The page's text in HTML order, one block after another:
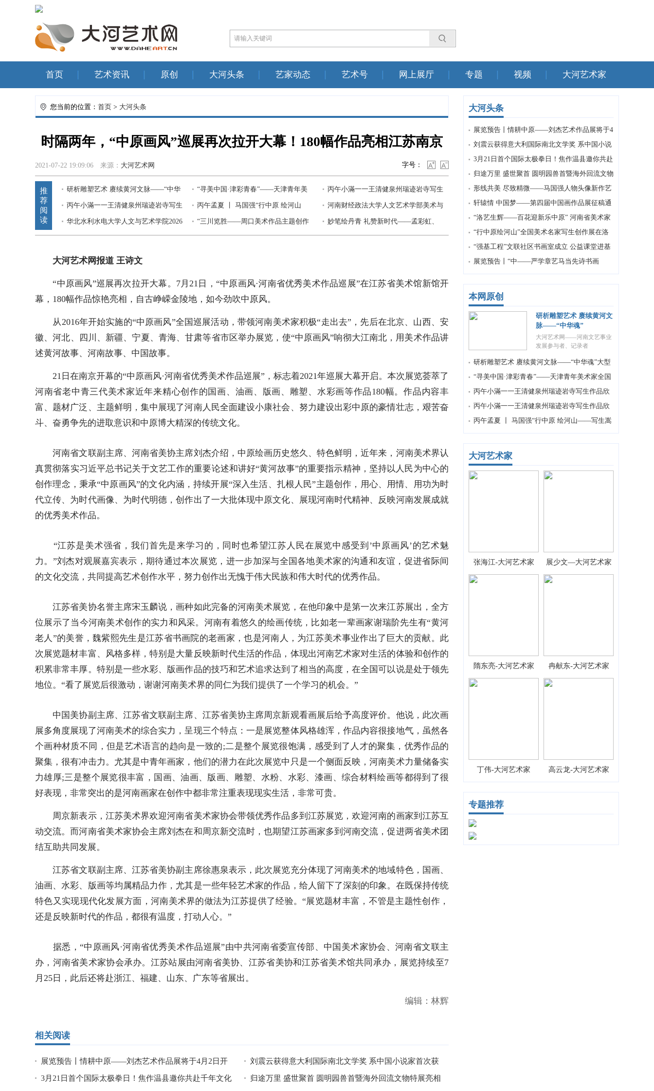
首页 艺术资讯 原创 大河头条 艺家动态 艺术号 网上展厅 专题 视频 大河艺术家
您当前的位置： 首页 > 大河头条
时隔两年，“中原画风”巡展再次拉开大幕！180幅作品亮相江苏南京
2021-07-22 19:09:06 来源： 大河艺术网 字号：
推
荐
阅
读
研析雕塑艺术 赓续黄河文脉——“中华
魂”大型主题群雕学术研讨
“寻美中国·津彩青春”——天津青年美
术家全国巡展（郑州站）在河南
丙午小滿一一王清健泉州瑞迹岩寺写生
作品欣赏
丙午小滿一一王清健泉州瑞迹岩寺写生
作品欣赏
丙午孟夏 丨 马国强“行中原 绘河山
——写生嵩山”速写作品欣赏
河南财经政法大学人文艺术学部美术与
设计学院2026届毕业作品精品
华北水利水电大学人文与艺术学院2026
届毕业设计作品展在郑州举办
“三川览胜——周口美术作品主题创作
展”在河南省文联美术馆举办
妙笔绘丹青 礼赞新时代——孟彩虹、
吴晶中国画大写意山水作品展
大河艺术网报道 王诗文
“中原画风”巡展再次拉开大幕。7月21日，“中原画风·河南省优秀美术作品巡展”在江苏省美术馆新馆开
幕，180幅作品惊艳亮相，自古峥嵘金陵地，如今劲吹中原风。
从2016年开始实施的“中原画风”全国巡展活动，带领河南美术家积极“走出去”，先后在北京、山西、安
徽、河北、四川、新疆、宁夏、青海、甘肃等省市区举办展览，使“中原画风”响彻大江南北，用美术作品讲
述黄河故事、河南故事、中国故事。
21日在南京开幕的“中原画风·河南省优秀美术作品巡展”，标志着2021年巡展大幕开启。本次展览荟萃了
河南省老中青三代美术家近年来精心创作的国画、油画、版画、雕塑、水彩画等作品180幅。作品内容丰
富、题材广泛、主题鲜明，集中展现了河南人民全面建设小康社会、努力建设出彩中原的豪情壮志，艰苦奋
斗、奋勇争先的进取意识和中原博大精深的传统文化。
河南省文联副主席、河南省美协主席刘杰介绍，中原绘画历史悠久、特色鲜明，近年来，河南美术界认
真贯彻落实习近平总书记关于文艺工作的重要论述和讲好“黄河故事”的重要指示精神，坚持以人民为中心的
创作理念，秉承“中原画风”的文化内涵，持续开展“深入生活、扎根人民”主题创作，用心、用情、用功为时
代立传、为时代画像、为时代明德，创作出了一大批体现中原文化、展现河南时代精神、反映河南发展成就
的优秀美术作品。
“江苏是美术强省，我们首先是来学习的，同时也希望江苏人民在展览中感受到’中原画风’的艺术魅
力。”刘杰对观展嘉宾表示，期待通过本次展览，进一步加深与全国各地美术家的沟通和友谊，促进省际间
的文化交流，共同提高艺术创作水平，努力创作出无愧于伟大民族和伟大时代的优秀作品。
江苏省美协名誉主席宋玉麟说，画种如此完备的河南美术展览，在他印象中是第一次来江苏展出，全方
位展示了当今河南美术创作的实力和风采。河南有着悠久的绘画传统，比如老一辈画家谢瑞阶先生有“黄河
老人”的美誉，魏紫熙先生是江苏省书画院的老画家，也是河南人，为江苏美术事业作出了巨大的贡献。此
次展览题材丰富、风格多样，特别是大量反映新时代生活的作品，体现出河南艺术家对生活的体验和创作的
积累非常丰厚。特别是一些水彩、版画作品的技巧和艺术追求达到了相当的高度，在全国可以说是处于领先
地位。“看了展览后很激动，谢谢河南美术界的同仁为我们提供了一个学习的机会。”
中国美协副主席、江苏省文联副主席、江苏省美协主席周京新观看画展后给予高度评价。他说，此次画
展多角度展现了河南美术的综合实力，呈现三个特点：一是展览整体风格雄浑，作品内容很接地气，虽然各
个画种材质不同，但是艺术语言的趋向是一致的;二是整个展览很饱满，感受到了人才的聚集，优秀作品的
聚集，很有冲击力。尤其是中青年画家，他们的潜力在此次展览中只是一个侧面反映，河南美术力量储备实
力雄厚;三是整个展览很丰富，国画、油画、版画、雕塑、水粉、水彩、漆画、综合材料绘画等都得到了很
好表现，非常突出的是河南画家在创作中都非常注重表现现实生活，非常可贵。
周京新表示，江苏美术界欢迎河南省美术家协会带领优秀作品多到江苏展览，欢迎河南的画家到江苏互
动交流。而河南省美术家协会主席刘杰在和周京新交流时，也期望江苏画家多到河南交流，促进两省美术团
结互助共同发展。
江苏省文联副主席、江苏省美协副主席徐惠泉表示，此次展览充分体现了河南美术的地域特色，国画、
油画、水彩、版画等均属精品力作，尤其是一些年轻艺术家的作品，给人留下了深刻的印象。在既保持传统
特色又实现现代化发展方面，河南美术界的做法为江苏提供了经验。“展览题材丰富，不管是主题性创作，
还是反映新时代的作品，都很有温度，打动人心。”
据悉，“中原画风·河南省优秀美术作品巡展”由中共河南省委宣传部、中国美术家协会、河南省文联主
办，河南省美术家协会承办。江苏站展由河南省美协、江苏省美协和江苏省美术馆共同承办，展览持续至7
月25日，此后还将赴浙江、福建、山东、广东等省展出。
编辑：林辉
相关阅读
展览预告丨情耕中原——刘杰艺术作品展将于4月2日开
幕
刘震云获得意大利国际南北文学奖 系中国小说家首次获
该奖
3月21日首个国际太极拳日！焦作温县邀你共赴千年文化 归途万里 盛世聚首 圆明园兽首暨海外回流文物特展亮相
大河头条
展览预告丨情耕中原——刘杰艺术作品展将于4
月2日开幕
刘震云获得意大利国际南北文学奖 系中国小说
家首次获该奖
3月21日首个国际太极拳日！焦作温县邀你共赴
千年文化之约
归途万里 盛世聚首 圆明园兽首暨海外回流文物
特展亮相洛阳
形线共美 尽致精微——马国强人物头像新作艺
术特色赏析
轩辕情 中国梦——第四届中国画作品展征稿通
知“洛艺生辉——百花迎新乐中原” 河南省美术家
协会走进洛阳美术
“行中原绘河山”全国美术名家写生创作展在洛
阳举办
“强基工程”文联社区书画室成立 公益课堂进基
层展览预告丨“中——严学章艺马当先诗书画
展”将于1月17日开幕
本网原创
研析雕塑艺术 赓续黄河文
脉——“中华魂”
大河艺术网——河南文艺事业
发展参与者、记录者
研析雕塑艺术 赓续黄河文脉——“中华魂”大型
主题群雕学术研讨
“寻美中国·津彩青春”——天津青年美术家全国
巡展（郑州站）在河南
丙午小滿一一王清健泉州瑞迹岩寺写生作品欣
赏丙午小滿一一王清健泉州瑞迹岩寺写生作品欣
赏丙午孟夏 丨 马国强“行中原 绘河山——写生嵩
山”速写作品欣赏
大河艺术家
张海江-大河艺术家 展少文—大河艺术家
隋东亮-大河艺术家 冉献东-大河艺术家
丁伟-大河艺术家 高云龙-大河艺术家
专题推荐